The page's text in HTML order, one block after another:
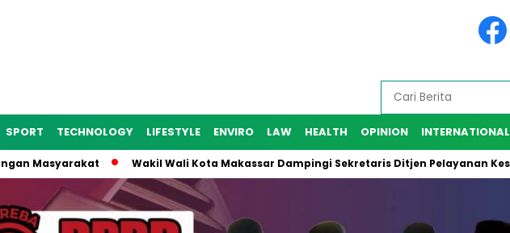
SPORT TECHNOLOGY LIFESTYLE ENVIRO LAW HEALTH OPINION INTERNATIONAL
Wakil Wali Kota Makassar Dampingi Sekretaris Ditjen Pelayanan Kesehatan RI